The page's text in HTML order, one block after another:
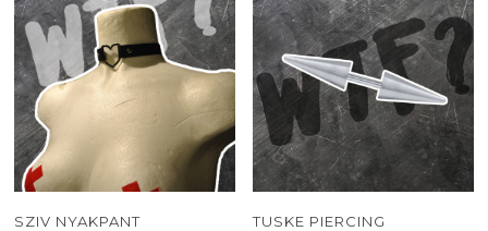
SZIV NYAKPANT TUSKE PIERCING